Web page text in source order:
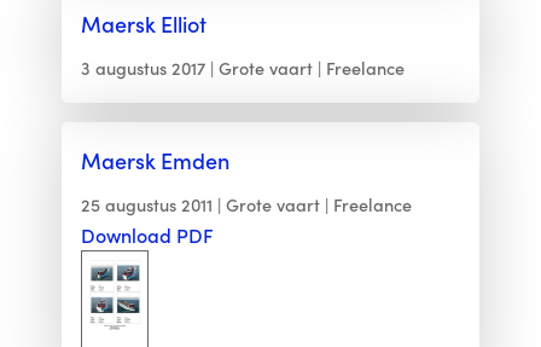
Maersk Elliot
3 augustus 2017 Grote vaart Freelance
Maersk Emden
25 augustus 2011 Grote vaart Freelance
Download PDF